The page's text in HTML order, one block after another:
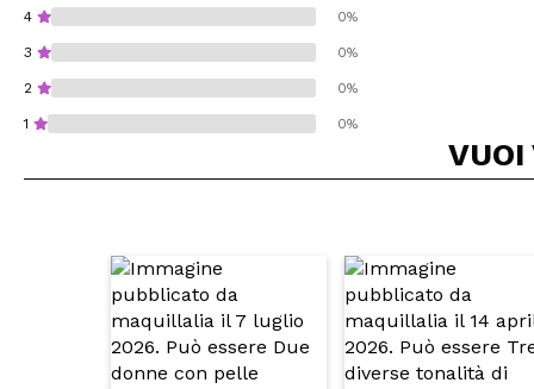
4 0%
3 0%
2 0%
1 0%
Consiglieresti
VUOI